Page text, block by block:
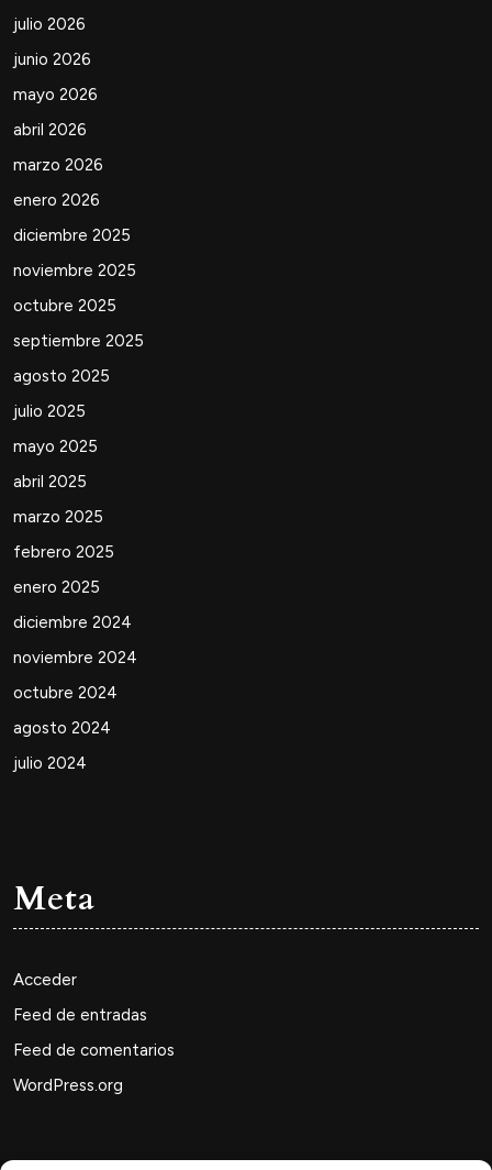
julio 2026
junio 2026
mayo 2026
abril 2026
marzo 2026
enero 2026
diciembre 2025
noviembre 2025
octubre 2025
septiembre 2025
agosto 2025
julio 2025
mayo 2025
abril 2025
marzo 2025
febrero 2025
enero 2025
diciembre 2024
noviembre 2024
octubre 2024
agosto 2024
julio 2024
Meta
Acceder
Feed de entradas
Feed de comentarios
WordPress.org